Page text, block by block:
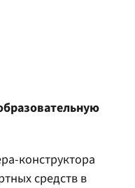
конструктора
средств в